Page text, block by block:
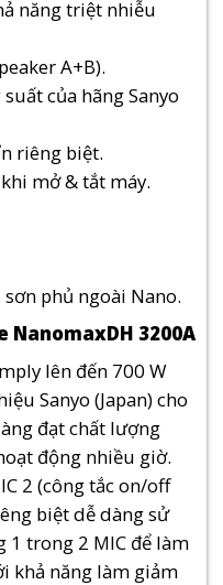
năng triệt nhiễu
A+B).
của hãng Sanyo
riêng biệt.
mở & tắt máy.
phủ ngoài Nano.
NanomaxDH 3200A
lên đến 700 W
Sanyo (Japan) cho
đạt chất lượng
động nhiều giờ.
2 (công tắc on/off
biệt dễ dàng sử
1 trong 2 MIC để làm
khả năng làm giảm